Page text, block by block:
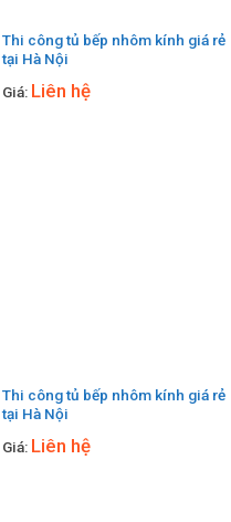
Thi công tủ bếp nhôm kính giá rẻ
tại Hà Nội
Giá: Liên hệ
Thi công tủ bếp nhôm kính giá rẻ
tại Hà Nội
Giá: Liên hệ